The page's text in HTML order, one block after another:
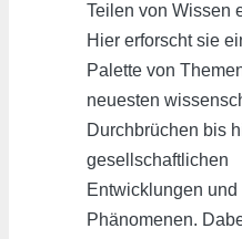
Teilen von Wissen
Hier erforscht sie
Palette von
neuesten
Durchbrüchen bis
gesellschaftlichen
Entwicklungen
Phänomenen.